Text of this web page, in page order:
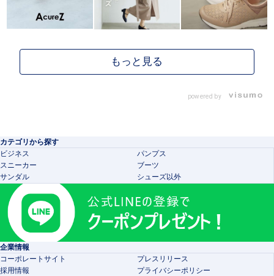
powered by
カテゴリから探す
ビジネス
パンプス
スニーカー
ブーツ
サンダル
シューズ以外
企業情報
コーポレートサイト
プレスリリース
採用情報
プライバシーポリシー